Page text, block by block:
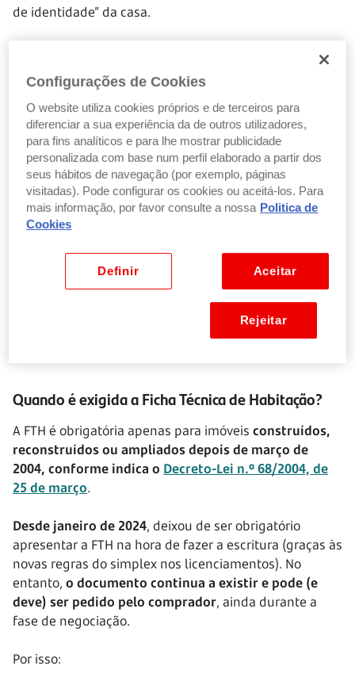
de identidade” da casa.
imóvel (bastante útil para evitar surpresas depois da
escritura).
Inclui dados como:
Ano de construção ou reabilitação
Área útil e área bruta
Materiais usados na estrutura e acabamentos
Equipamentos instalados (aquecimento,
climatização, etc.)
Certificação energética
Licença de utilização
Quando é exigida a Ficha Técnica de Habitação?
A FTH é obrigatória apenas para imóveis construídos,
reconstruídos ou ampliados depois de março de
2004, conforme indica o Decreto-Lei n.º 68/2004, de
25 de março.
Desde janeiro de 2024, deixou de ser obrigatório
apresentar a FTH na hora de fazer a escritura (graças às
novas regras do simplex nos licenciamentos). No
entanto, o documento continua a existir e pode (e
deve) ser pedido pelo comprador, ainda durante a
fase de negociação.
Por isso:
Configurações de Cookies
O website utiliza cookies próprios e de terceiros para
diferenciar a sua experiência da de outros utilizadores,
para fins analíticos e para lhe mostrar publicidade
personalizada com base num perfil elaborado a partir dos
seus hábitos de navegação (por exemplo, páginas
visitadas). Pode configurar os cookies ou aceitá-los. Para
mais informação, por favor consulte a nossa Politica de
Cookies
Aceitar
Definir
Rejeitar